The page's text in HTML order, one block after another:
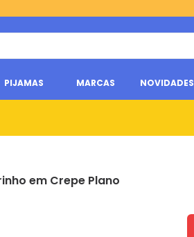
PIJAMAS MARCAS NOVIDADES
em Crepe Plano